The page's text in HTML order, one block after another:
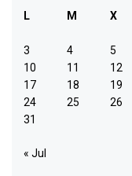
L
M X
3
4 5
10
11 12
17
18 19
24
25 26
31
« Jul